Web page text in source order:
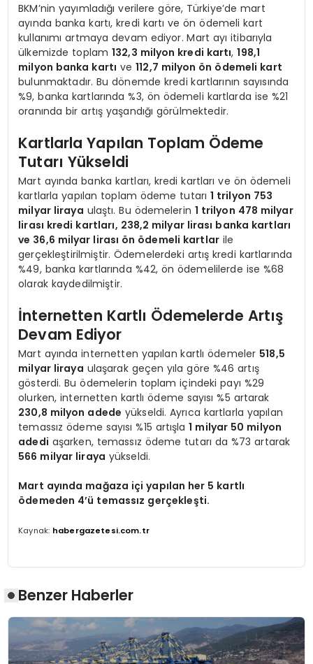
BKM’nin yayımladığı verilere göre, Türkiye’de mart
ayında banka kartı, kredi kartı ve ön ödemeli kart
kullanımı artmaya devam ediyor. Mart ayı itibarıyla
ülkemizde toplam 132,3 milyon kredi kartı,198,1
milyon banka kartı ve112,7 milyon ön ödemeli kart
bulunmaktadır. Bu dönemde kredi kartlarının sayısında
%9, banka kartlarında %3, ön ödemeli kartlarda ise %21
oranında bir artış yaşandığı görülmektedir.
Kartlarla Yapılan Toplam Ödeme
Tutarı Yükseldi
Mart ayında banka kartları, kredi kartları ve ön ödemeli
kartlarla yapılan toplam ödeme tutarı1 trilyon 753
milyar liraya ulaştı. Bu ödemelerin 1 trilyon 478 milyar
lirası kredi kartları, 238,2 milyar lirası banka kartları
ve 36,6 milyar lirası ön ödemeli kartlar ile
gerçekleştirilmiştir. Ödemelerdeki artış kredi kartlarında
%49, banka kartlarında %42, ön ödemelilerde ise %68
olarak kaydedilmiştir.
İnternetten Kartlı Ödemelerde Artış
Devam Ediyor
Mart ayında internetten yapılan kartlı ödemeler 518,5
milyar liraya ulaşarak geçen yıla göre %46 artış
gösterdi. Bu ödemelerin toplam içindeki payı %29
olurken, internetten kartlı ödeme sayısı %5 artarak
230,8 milyon adede yükseldi. Ayrıca kartlarla yapılan
temassız ödeme sayısı %15 artışla1 milyar 50 milyon
adedi aşarken, temassız ödeme tutarı da %73 artarak
566 milyar liraya yükseldi.
Mart ayında mağaza içi yapılan her 5 kartlı
ödemeden 4’ü temassız gerçekleşti.
Kaynak: habergazetesi.com.tr
Benzer Haberler